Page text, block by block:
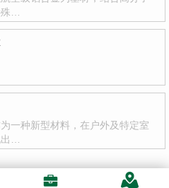
…
一种新型材料，在户外及特定室
…